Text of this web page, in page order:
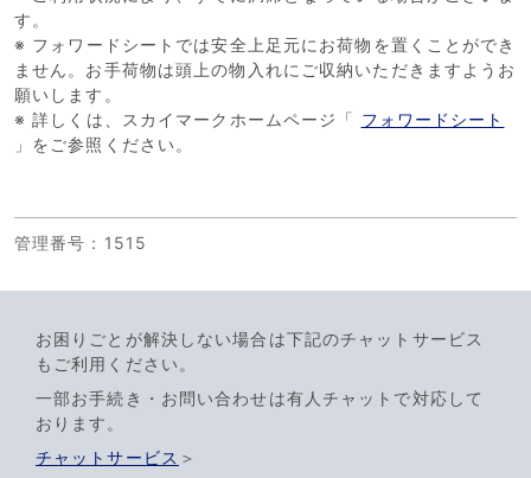
す。
※ フォワードシートでは安全上足元にお荷物を置くことができ
ません。お手荷物は頭上の物入れにご収納いただきますようお
願いします。
※ 詳しくは、スカイマークホームページ「 フォワードシート
」をご参照ください。
管理番号 ：1515
お困りごとが解決しない場合は下記のチャットサービス
もご利用ください。
一部お手続き・お問い合わせは有人チャットで対応して
おります。
チャットサービス ＞